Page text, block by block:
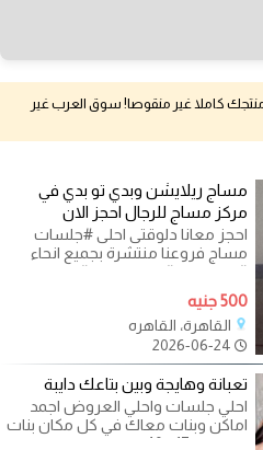
كاملا غير منقوصا! سوق العرب غير
مساج ريلايشن وبدي تو بدي في
مركز مساج للرجال احجز الان
احجز معانا دلوقتى احلى #جلسات
مساج فروعنا منتشرة بجميع انحاء
#القاهرة و #الجيزة متاح #جلسات
#ريليشن
500 جنيه
القاهرة، القاهره
تعبانة وهايجة وبين بتاعك دايبة
احلي جلسات واحلي العروض اجمد
اماكن وبنات معاك في كل مكان بنات